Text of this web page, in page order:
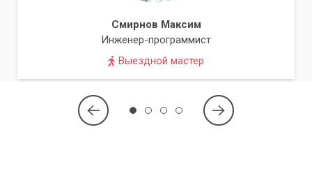
Смирнов Максим
Инженер-программист
Выездной мастер